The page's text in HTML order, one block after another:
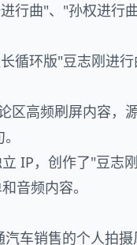
行曲"、"孙权进行
循环版"豆志刚进
区高频刷屏内容，
IP，创作了"豆志
音频内容。
汽车销售的个人拍